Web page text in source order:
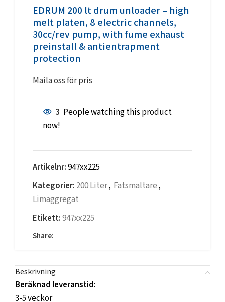
EDRUM 200 lt drum unloader – high
melt platen, 8 electric channels,
30cc/rev pump, with fume exhaust
preinstall & antientrapment
protection
Maila oss för pris
3 People watching this product
now!
Artikelnr:947xx225
Kategorier: 200 Liter, Fatsmältare,
Limaggregat
Etikett:947xx225
Share:
Beskrivning
Beräknad leveranstid:
3-5 veckor